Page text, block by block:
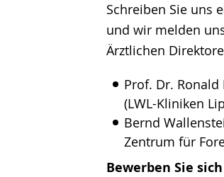
Schreiben Sie uns
und wir melden
Ärztlichen
Prof. Dr.
(LWL-Kliniken
Bernd
Zentrum für
Bewerben Sie sich